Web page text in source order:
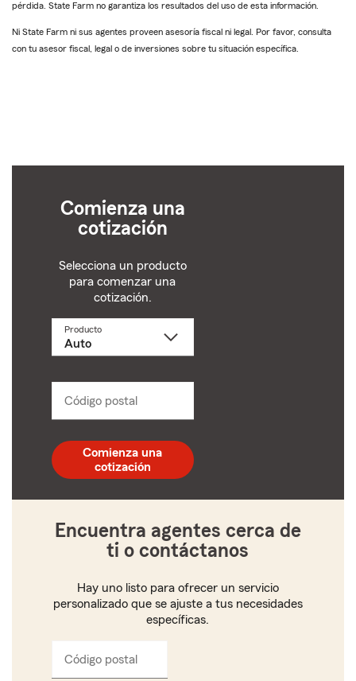
pérdida. State Farm no garantiza los resultados del uso de esta información.
Ni State Farm ni sus agentes proveen asesoría fiscal ni legal. Por favor, consulta
con tu asesor fiscal, legal o de inversiones sobre tu situación específica.
Comienza una
cotización
Selecciona un producto
para comenzar una
cotización.
ProductoSelecciona
Código postal
postal
de
5
Comienza una
cotización
Encuentra agentes cerca de
ti o contáctanos
Hay uno listo para ofrecer un servicio
personalizado que se ajuste a tus necesidades
específicas.
Código postal